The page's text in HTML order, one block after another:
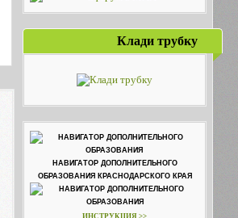
Клади трубку
НАВИГАТОР ДОПОЛНИТЕЛЬНОГО
ОБРАЗОВАНИЯ КРАСНОДАРСКОГО КРАЯ
ИНСТРУКЦИЯ >>